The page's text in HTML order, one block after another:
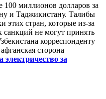
100 миллионов долларов за
и Таджикистану. Талибы
этих стран, которые из-за
санкций не могут принять
корреспонденту
сторона
электричество за